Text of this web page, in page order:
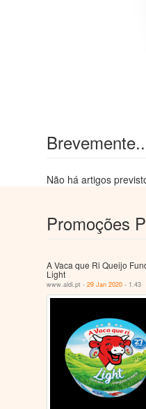
Não há artigos
Promoções
A Vaca que Ri Queijo
Light
www.aldi.pt -29 Jan 2020 - 1.43